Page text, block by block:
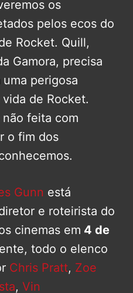
os
pelos ecos do
Rocket. Quill,
Gamora, precisa
perigosa
de Rocket.
não feita com
o fim dos
Gunn está
e roteirista do
cinemas em 4 de
todo o elenco
Chris Pratt, Zoe
, Vin